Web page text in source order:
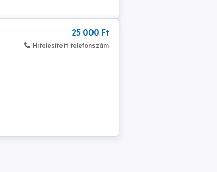
25 000 Ft
Hitelesített telefonszám